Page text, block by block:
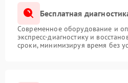
Бесплатная
Современное оборудование и
экспресс-диагностику и
сроки, минимизируя время без